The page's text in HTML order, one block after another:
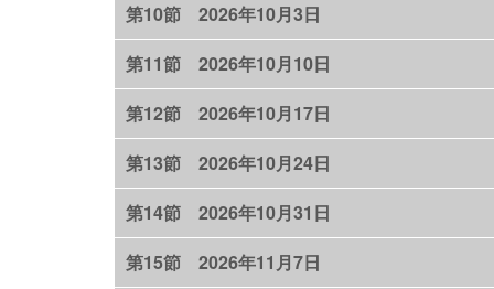
第10節 2026年10月3日
第11節 2026年10月10日
第12節 2026年10月17日
第13節 2026年10月24日
第14節 2026年10月31日
第15節 2026年11月7日